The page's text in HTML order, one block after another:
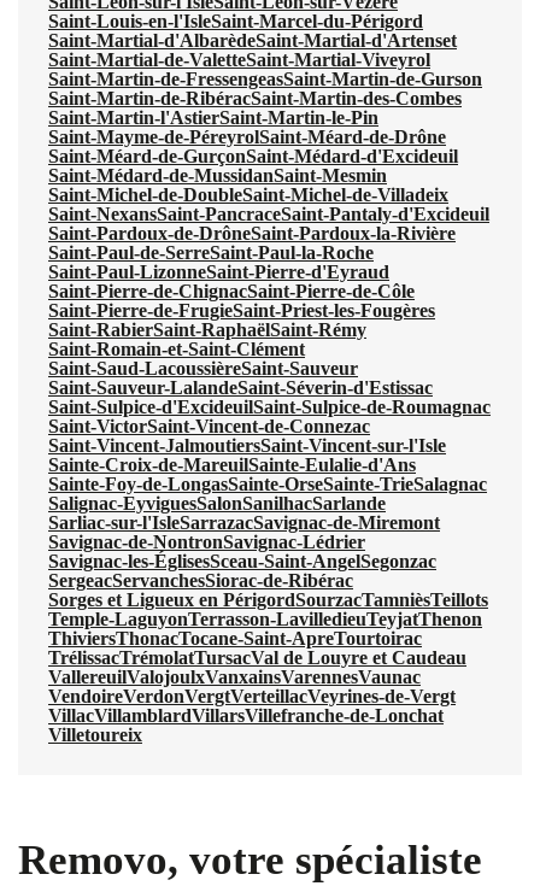
Saint-Louis-en-l'IsleSaint-Marcel-du-Périgord
Saint-Martial-d'AlbarèdeSaint-Martial-d'Artenset
Saint-Martial-de-ValetteSaint-Martial-Viveyrol
Saint-Martin-de-FressengeasSaint-Martin-de-Gurson
Saint-Martin-de-RibéracSaint-Martin-des-Combes
Saint-Martin-l'AstierSaint-Martin-le-Pin
Saint-Mayme-de-PéreyrolSaint-Méard-de-Drône
Saint-Méard-de-GurçonSaint-Médard-d'Excideuil
Saint-Médard-de-MussidanSaint-Mesmin
Saint-Michel-de-DoubleSaint-Michel-de-Villadeix
Saint-NexansSaint-PancraceSaint-Pantaly-d'Excideuil
Saint-Pardoux-de-DrôneSaint-Pardoux-la-Rivière
Saint-Paul-de-SerreSaint-Paul-la-Roche
Saint-Paul-LizonneSaint-Pierre-d'Eyraud
Saint-Pierre-de-ChignacSaint-Pierre-de-Côle
Saint-Pierre-de-FrugieSaint-Priest-les-Fougères
Saint-RabierSaint-RaphaëlSaint-Rémy
Saint-Romain-et-Saint-Clément
Saint-Saud-LacoussièreSaint-Sauveur
Saint-Sauveur-LalandeSaint-Séverin-d'Estissac
Saint-Sulpice-d'ExcideuilSaint-Sulpice-de-Roumagnac
Saint-VictorSaint-Vincent-de-Connezac
Saint-Vincent-JalmoutiersSaint-Vincent-sur-l'Isle
Sainte-Croix-de-MareuilSainte-Eulalie-d'Ans
Sainte-Foy-de-LongasSainte-OrseSainte-TrieSalagnac
Salignac-EyviguesSalonSanilhacSarlande
Sarliac-sur-l'IsleSarrazacSavignac-de-Miremont
Savignac-de-NontronSavignac-Lédrier
Savignac-les-ÉglisesSceau-Saint-AngelSegonzac
SergeacServanchesSiorac-de-Ribérac
Sorges et Ligueux en PérigordSourzacTamnièsTeillots
Temple-LaguyonTerrasson-LavilledieuTeyjatThenon
ThiviersThonacTocane-Saint-ApreTourtoirac
TrélissacTrémolatTursacVal de Louyre et Caudeau
VallereuilValojoulxVanxainsVarennesVaunac
VendoireVerdonVergtVerteillacVeyrines-de-Vergt
VillacVillamblardVillarsVillefranche-de-Lonchat
Villetoureix
Removo, votre spécialiste